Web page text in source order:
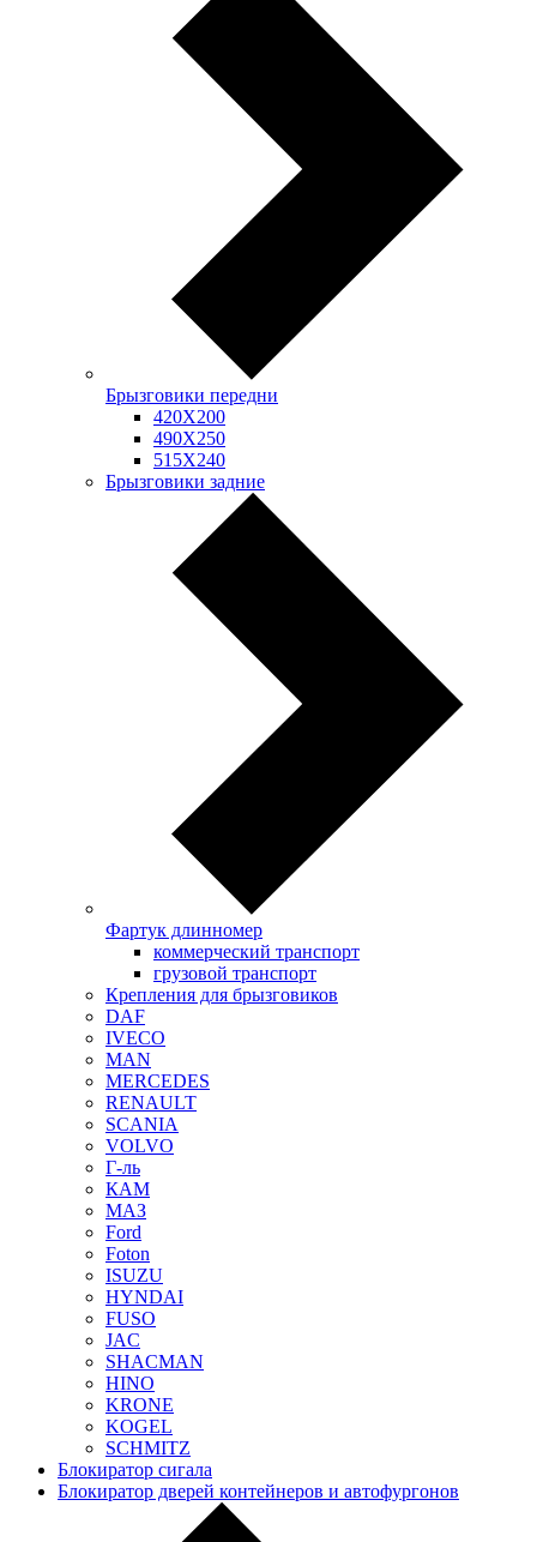
Брызговики передни
420Х200
490Х250
515Х240
Брызговики задние
Фартук длинномер
коммерческий транспорт
грузовой транспорт
Крепления для брызговиков
DAF
IVECO
MAN
MERCEDES
RENAULT
SCANIA
VOLVO
Г-ль
КАМ
МАЗ
Ford
Foton
ISUZU
HYNDAI
FUSO
JAC
SHACMAN
HINO
KRONE
KOGEL
SCHMITZ
Блокиратор сигала
Блокиратор дверей контейнеров и автофургонов